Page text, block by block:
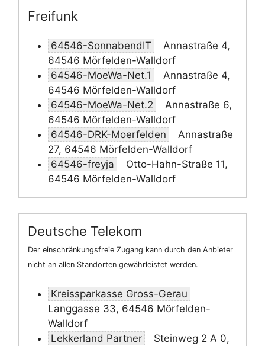
Freifunk
64546-SonnabendIT
Annastraße 4,
64546 Mörfelden-Walldorf
64546-MoeWa-Net.1
Annastraße 4,
64546 Mörfelden-Walldorf
64546-MoeWa-Net.2
Annastraße 6,
64546 Mörfelden-Walldorf
64546-DRK-Moerfelden
Annastraße
27, 64546 Mörfelden-Walldorf
64546-freyja
Otto-Hahn-Straße 11,
64546 Mörfelden-Walldorf
Deutsche Telekom
Der einschränkungsfreie Zugang kann durch den Anbieter
nicht an allen Standorten gewährleistet werden.
Kreissparkasse Gross-Gerau
Langgasse 33, 64546 Mörfelden-
Walldorf
Lekkerland Partner
Steinweg 2 A 0,